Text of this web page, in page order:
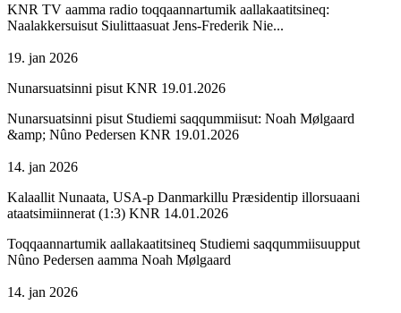
KNR TV aamma radio toqqaannartumik aallakaatitsineq:
Naalakkersuisut Siulittaasuat Jens-Frederik Nie...
19. jan 2026
Nunarsuatsinni pisut KNR 19.01.2026
Nunarsuatsinni pisut Studiemi saqqummiisut: Noah Mølgaard
&amp; Nûno Pedersen KNR 19.01.2026
14. jan 2026
Kalaallit Nunaata, USA-p Danmarkillu Præsidentip illorsuaani
ataatsimiinnerat (1:3) KNR 14.01.2026
Toqqaannartumik aallakaatitsineq Studiemi saqqummiisuupput
Nûno Pedersen aamma Noah Mølgaard
14. jan 2026